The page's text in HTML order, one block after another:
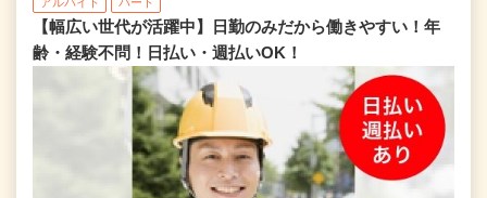
【幅広い世代が活躍中】日勤のみだから働きやすい！年
齢・経験不問！日払い・週払いOK！